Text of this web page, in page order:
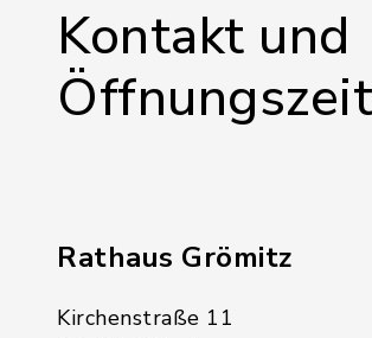
Kontakt und
Rathaus Grömitz
Kirchenstraße 11